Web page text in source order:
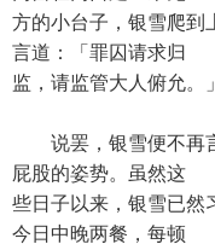
方的小台子，银雪爬到
言道：「罪囚请求归
监，请监管大人俯允。」
说罢，银雪便不再言
屁股的姿势。虽然这
些日子以来，银雪已然
今日中晚两餐，每顿